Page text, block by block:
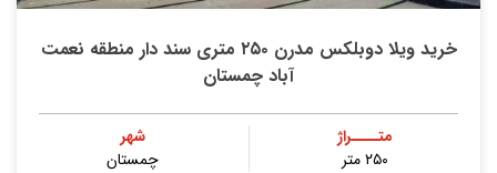
خرید ویلا دوبلکس مدرن ۲۵۰ متری سند دار منطقه نعمت
آباد چمستان
متــــراژ
۲۵۰ متر
شهر
چمستان